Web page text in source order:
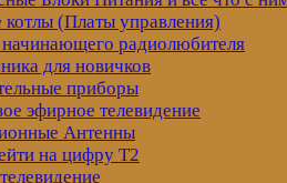
котлы (Платы управления)
радиолюбителя
для новичков
приборы
эфирное телевидение
Антенны
на цифру Т2